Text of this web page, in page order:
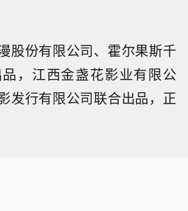
股份有限公司、霍尔果斯千
，江西金盏花影业有限公
发行有限公司联合出品，正